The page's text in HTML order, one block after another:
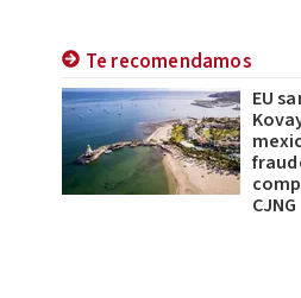
Te recomendamos
EU
CJNG